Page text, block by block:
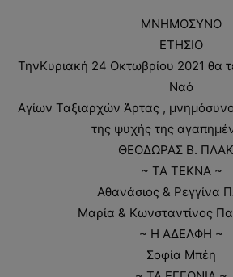
ΜΝΗΜΟΣΥΝΟ
ΕΤΗΣΙΟ
ΤηνΚυριακή 24 Οκτωβρίου 2021 θα
Ναό
Αγίων Ταξιαρχών Άρτας ,
της ψυχής της
ΘΕΟΔΩΡΑΣ Β.
~ ΤΑ ΤΕΚΝΑ ~
Αθανάσιος & Ρεγγίνα
Μαρία & Κωνσταντίνος
~ Η ΑΔΕΛΦΗ ~
Σοφία Μπέη